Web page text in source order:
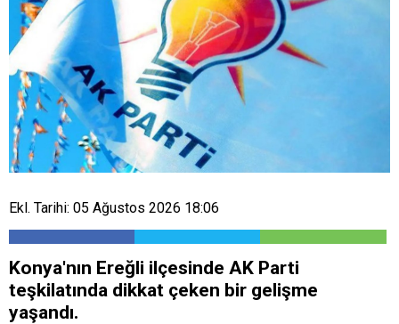
Ekl. Tarihi: 05 Ağustos 2026 18:06
​Konya'nın Ereğli ilçesinde AK Parti
teşkilatında dikkat çeken bir gelişme
yaşandı.